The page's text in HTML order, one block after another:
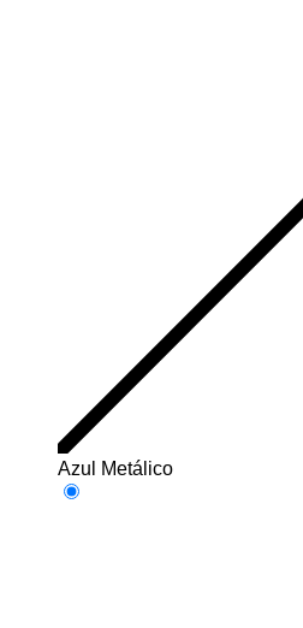
Azul Metálico